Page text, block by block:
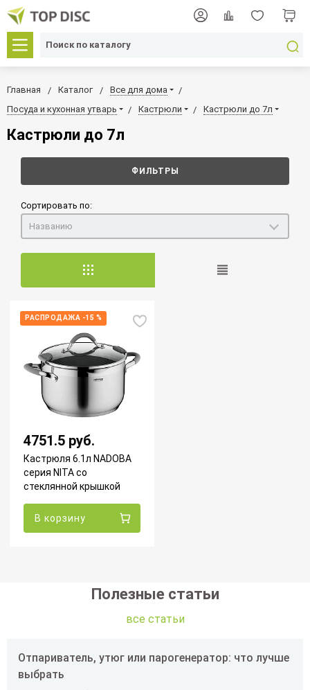
Главная Каталог
Все для дома
Посуда и кухонная утварь
Кастрюли Кастрюли до 7л
Кастрюли до 7л
ФИЛЬТРЫ
Сортировать по:
Названию
РАСПРОДАЖА -15 %
4751.5 руб.
Кастрюля 6.1л NADOBA
серия NITA со
стеклянной крышкой
В корзину
Полезные статьи
все статьи
Отпариватель, утюг или парогенератор: что лучше
выбрать